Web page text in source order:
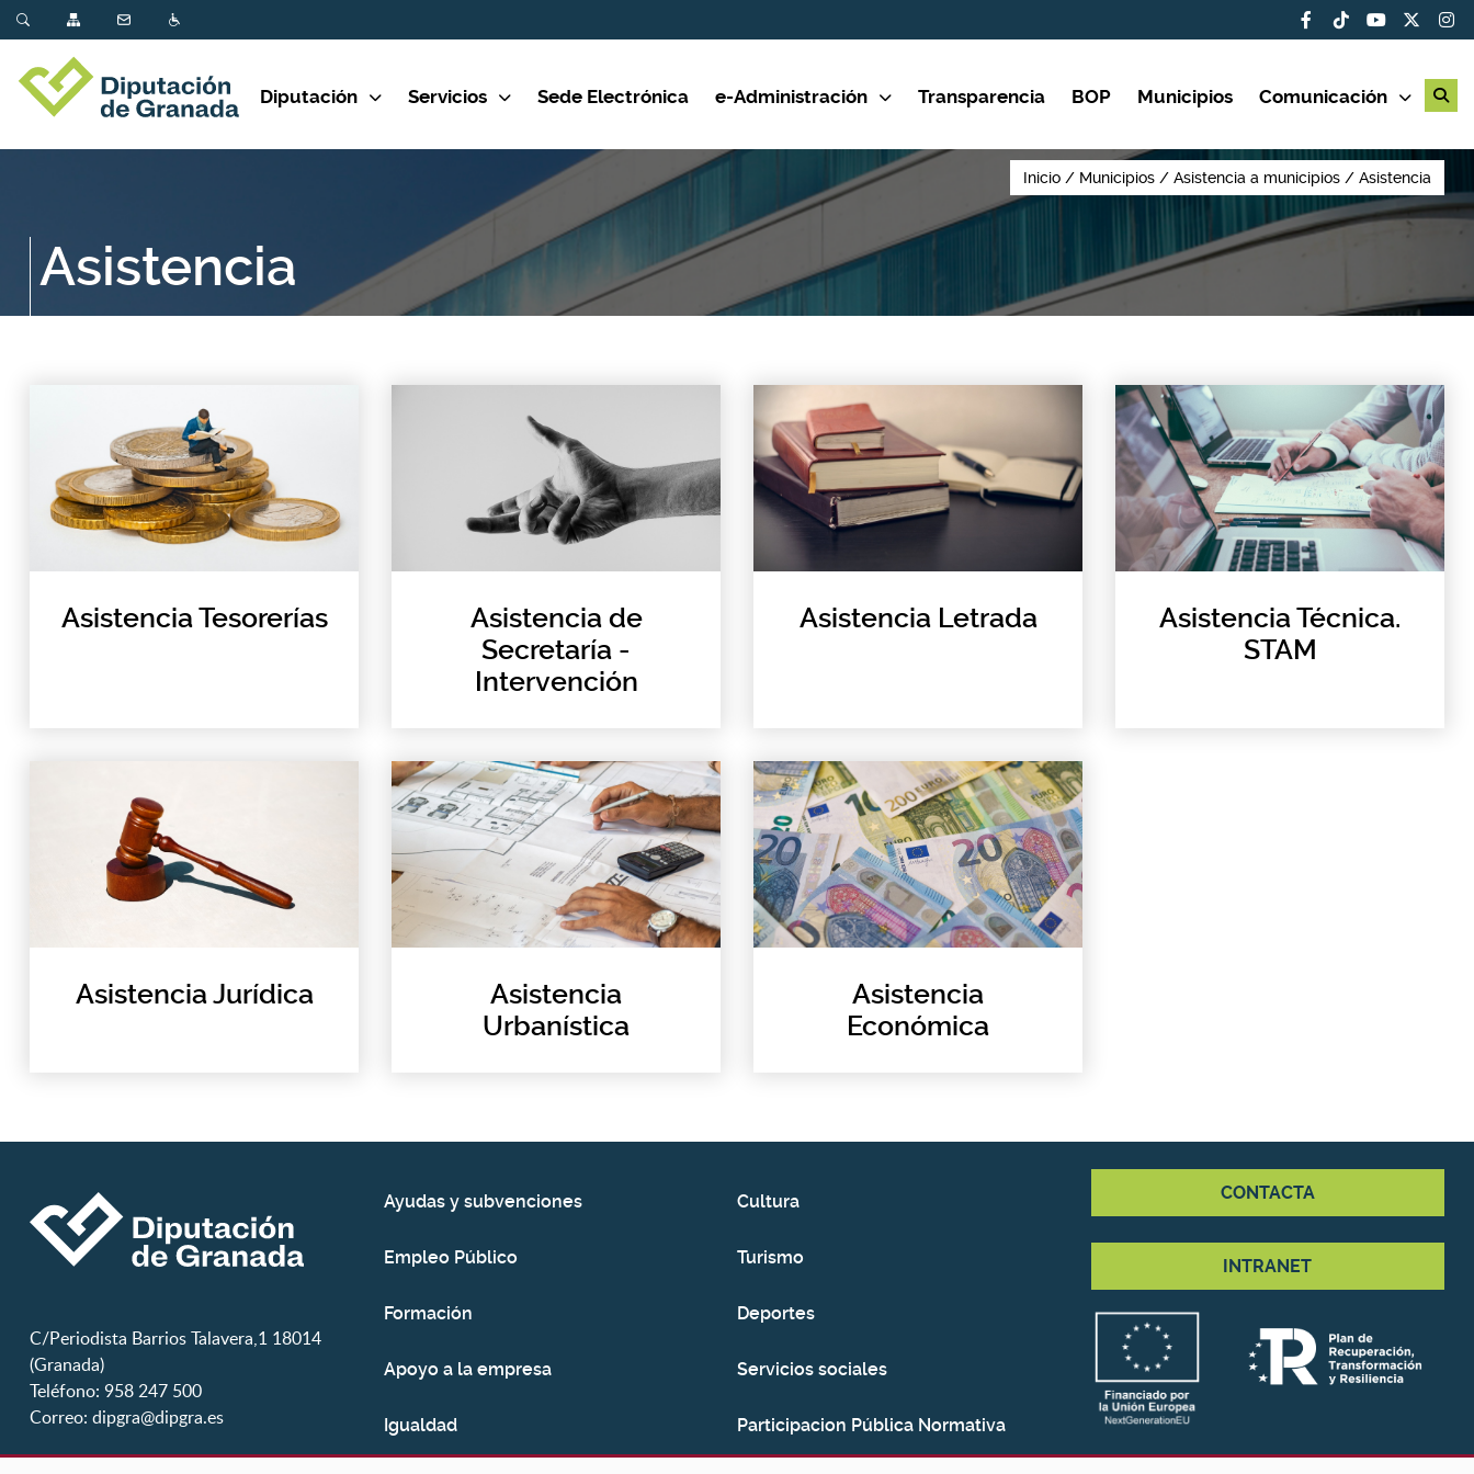
Diputación Servicios Sede Electrónica e-Administración Transparencia BOP Municipios Comunicación
Asistencia
Inicio Municipios Asistencia a municipios Asistencia
Asistencia Tesorerías
Asistencia de
Secretaría -
Intervención
Asistencia Letrada
Asistencia Técnica.
STAM
Asistencia Jurídica
Asistencia
Urbanística
Asistencia
Económica
C/Periodista Barrios Talavera,1 18014
(Granada)
Teléfono: 958 247 500
Correo: dipgra@dipgra.es
Ayudas y subvenciones
Empleo Público
Formación
Apoyo a la empresa
Igualdad
Cultura
Turismo
Deportes
Servicios sociales
Participacion Pública Normativa
CONTACTA
INTRANET